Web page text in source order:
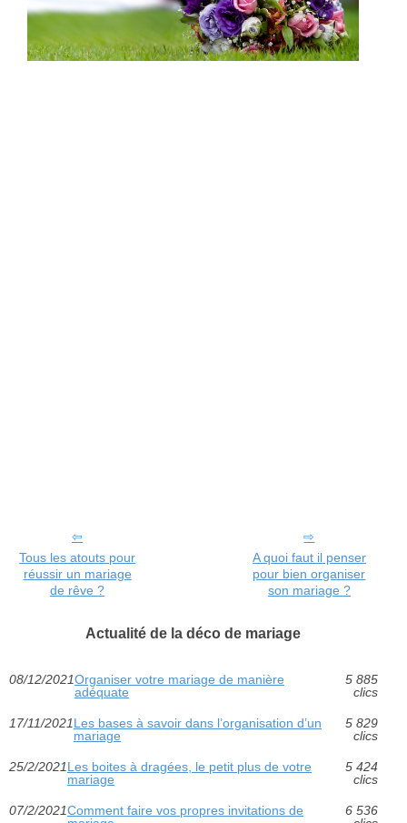
Tous les atouts pour
réussir un mariage
de rêve ?
A quoi faut il penser
pour bien organiser
son mariage ?
Actualité de la déco de mariage
08/12/2021Organiser votre mariage de manière
adéquate
5 885
clics
17/11/2021Les bases à savoir dans l’organisation d’un
mariage
5 829
clics
25/2/2021Les boites à dragées, le petit plus de votre
mariage
5 424
clics
07/2/2021Comment faire vos propres invitations de
6 536